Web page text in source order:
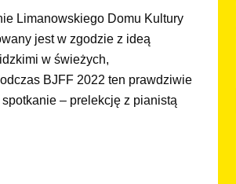
Limanowskiego Domu Kultury
jest w zgodzie z ideą
w świeżych,
BJFF 2022 ten prawdziwie
– prelekcję z pianistą